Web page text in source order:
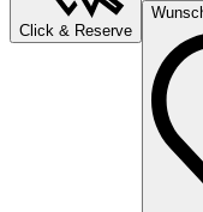
Click & Reserve